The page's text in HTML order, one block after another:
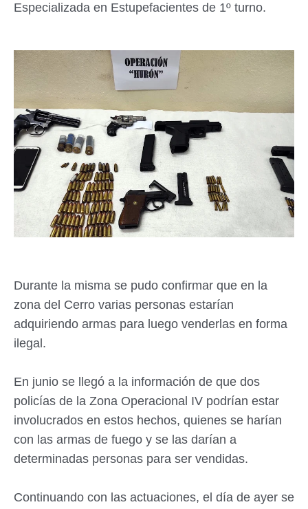
Especializada en Estupefacientes de 1º turno.
Durante la misma se pudo confirmar que en la
zona del Cerro varias personas estarían
adquiriendo armas para luego venderlas en forma
ilegal.
En junio se llegó a la información de que dos
policías de la Zona Operacional IV podrían estar
involucrados en estos hechos, quienes se harían
con las armas de fuego y se las darían a
determinadas personas para ser vendidas.
Continuando con las actuaciones, el día de ayer se